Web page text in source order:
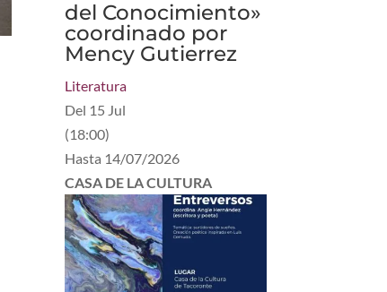
del Conocimiento»
coordinado por
Mency Gutierrez
Literatura
Del 15 Jul
(18:00)
Hasta 14/07/2026
CASA DE LA CULTURA